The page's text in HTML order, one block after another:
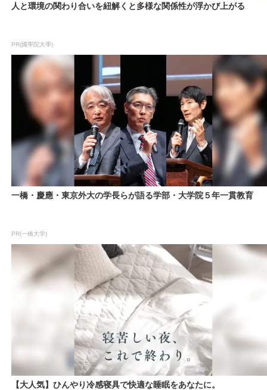
人と環境の関わり合いを紐解くと多様な関係性が浮かび上がる
PR(國學院大學)
一橋・慶應・東京外大の学長らが語る学部・大学院５年一貫教育
PR(一橋大学)
【大人気】ひんやり冷感寝具で快適な睡眠をあなたに。